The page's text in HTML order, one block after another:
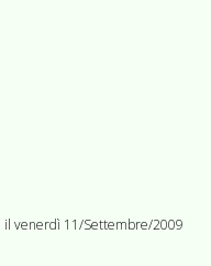
il venerdì 11/Settembre/2009